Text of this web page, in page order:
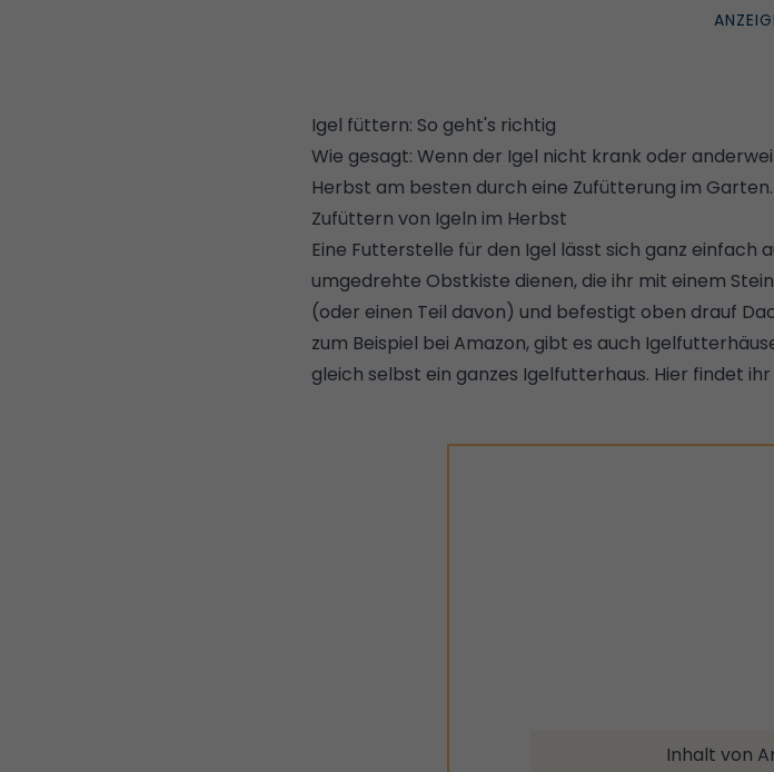
Igel füttern: So geht's richtig
Wie gesagt: Wenn der Igel nicht krank oder
Herbst am besten durch eine Zufütterung im
Zufüttern von Igeln im Herbst
Eine Futterstelle für den Igel lässt sich ganz einfach
umgedrehte Obstkiste dienen, die ihr mit einem
(oder einen Teil davon) und befestigt oben drauf
zum Beispiel bei Amazon, gibt es auch
gleich selbst ein ganzes Igelfutterhaus. Hier findet
Inhalt von